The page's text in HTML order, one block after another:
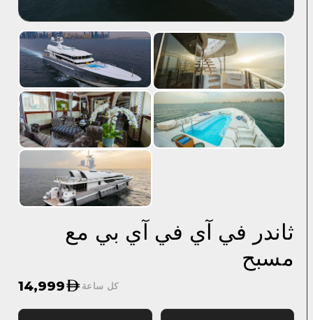
ثاندر في آي في آي بي مع
مسبح
14,999 كل ساعة